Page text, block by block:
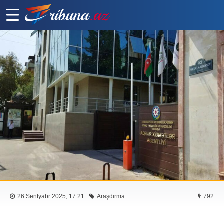
26 Sentyabr 2025, 17:21 Araşdırma 792